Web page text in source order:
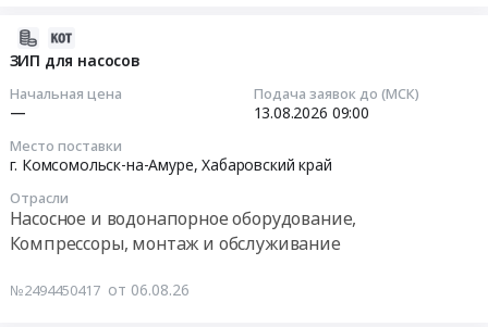
ЗИП для насосов
Начальная цена
—
Подача заявок до (МСК)
13.08.2026 09:00
Место поставки
г. Комсомольск-на-Амуре,Хабаровский край
Отрасли
Насосное и водонапорное оборудование,
Компрессоры, монтаж и обслуживание
№2494450417 от 06.08.26